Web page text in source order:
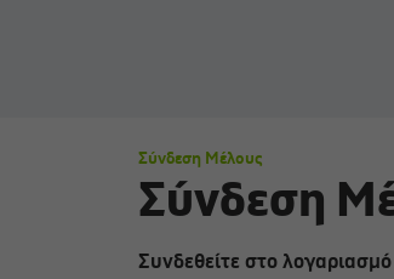
Σύνδεση Μέλους
Σύνδεση
Συνδεθείτε στο